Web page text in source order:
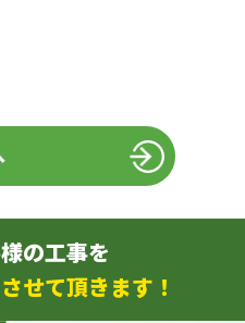
の工事を
せて頂きます！